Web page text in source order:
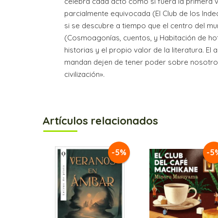
parcialmente equivocada (El Club de los
si se descubre a tiempo que el centro del
(Cosmoagonías, cuentos, y Habitación de
historias y el propio valor de la literatura. El
mandan dejen de tener poder sobre
civilización».
Artículos relacionados
-5% -